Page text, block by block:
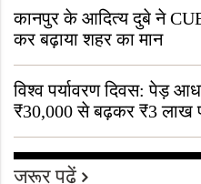
कानपुर के आदित्य दुबे ने
कर बढ़ाया शहर का मान
विश्व पर्यावरण दिवस: पेड़
₹30,000 से बढ़कर ₹3 लाख
जरूर पढ़ें